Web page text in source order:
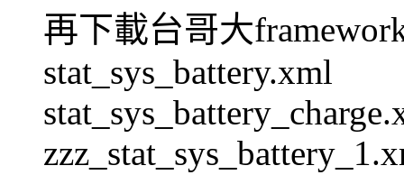
再下載台哥大
stat_sys_battery.xml